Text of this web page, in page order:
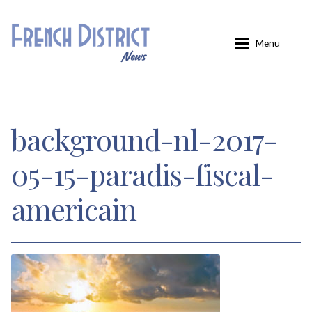
Aller
à
Aller
au
Menu
Carminati
Confirmation
Inscription
Inscription éditions locales
Inscription French District
background-nl-2017-
05-15-paradis-fiscal-
americain